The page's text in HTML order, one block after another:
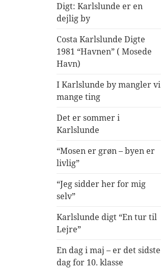
Digt: Karlslunde er en
dejlig by
Costa Karlslunde Digte
1981 “Havnen” ( Mosede
Havn)
I Karlslunde by mangler vi
mange ting
Det er sommer i
Karlslunde
“Mosen er grøn – byen er
livlig”
“Jeg sidder her for mig
selv”
Karlslunde digt “En tur til
Lejre”
En dag i maj – er det sidste
dag for 10. klasse